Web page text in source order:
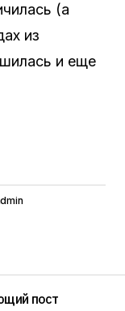
(а
из
и еще
пост